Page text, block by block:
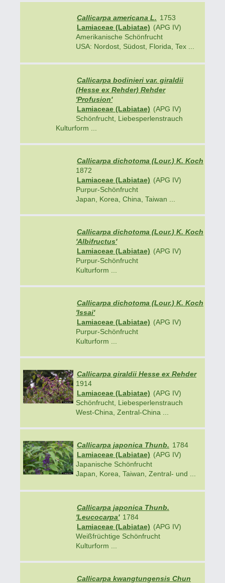
Callicarpa americana L. 1753
Lamiaceae (Labiatae) (APG IV)
Amerikanische Schönfrucht
USA: Nordost, Südost, Florida, Tex ...
Callicarpa bodinieri var. giraldii
(Hesse ex Rehder) Rehder
'Profusion'
Lamiaceae (Labiatae) (APG IV)
Schönfrucht, Liebesperlenstrauch
Kulturform ...
Callicarpa dichotoma (Lour.) K. Koch
1872
Lamiaceae (Labiatae) (APG IV)
Purpur-Schönfrucht
Japan, Korea, China, Taiwan ...
Callicarpa dichotoma (Lour.) K. Koch
'Albifructus'
Lamiaceae (Labiatae) (APG IV)
Purpur-Schönfrucht
Kulturform ...
Callicarpa dichotoma (Lour.) K. Koch
'Issai'
Lamiaceae (Labiatae) (APG IV)
Purpur-Schönfrucht
Kulturform ...
Callicarpa giraldii Hesse ex Rehder
1914
Lamiaceae (Labiatae) (APG IV)
Schönfrucht, Liebesperlenstrauch
West-China, Zentral-China ...
Callicarpa japonica Thunb. 1784
Lamiaceae (Labiatae) (APG IV)
Japanische Schönfrucht
Japan, Korea, Taiwan, Zentral- und ...
Callicarpa japonica Thunb.
'Leucocarpa' 1784
Lamiaceae (Labiatae) (APG IV)
Weißfrüchtige Schönfrucht
Kulturform ...
Callicarpa kwangtungensis Chun